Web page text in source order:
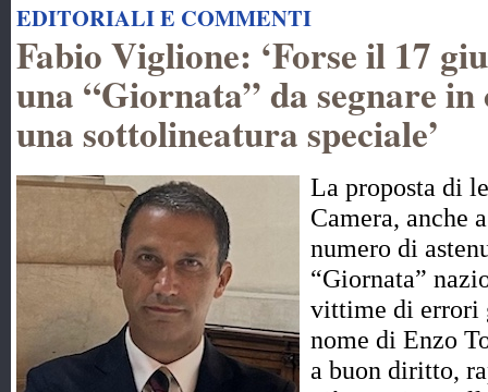
EDITORIALI E COMMENTI
Fabio Viglione: ‘Forse il 17
una “Giornata” da segnare
una sottolineatura speciale’
La proposta di
Camera, anche
numero di
“Giornata”
vittime di
nome di Enzo
a buon diritto,